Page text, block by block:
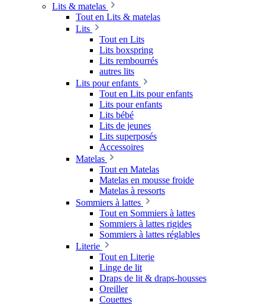
Lits & matelas
Tout en Lits & matelas
Lits
Tout en Lits
Lits boxspring
Lits rembourrés
autres lits
Lits pour enfants
Tout en Lits pour enfants
Lits pour enfants
Lits bébé
Lits de jeunes
Lits superposés
Accessoires
Matelas
Tout en Matelas
Matelas en mousse froide
Matelas à ressorts
Sommiers à lattes
Tout en Sommiers à lattes
Sommiers à lattes rigides
Sommiers à lattes réglables
Literie
Tout en Literie
Linge de lit
Draps de lit & draps-housses
Oreiller
Couettes